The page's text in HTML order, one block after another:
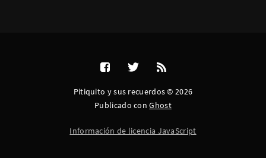
Pitiquito y sus recuerdos © 2026
Publicado conGhost
Información de licencia JavaScript